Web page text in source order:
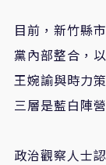
目前，新竹縣
黨內部整合，
王婉諭與時力
三層是藍白陣
政治觀察人士